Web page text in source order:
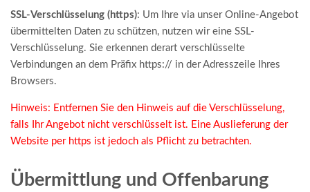
SSL-Verschlüsselung (https): Um Ihre via unser Online-Angebot
übermittelten Daten zu schützen, nutzen wir eine SSL-
Verschlüsselung. Sie erkennen derart verschlüsselte
Verbindungen an dem Präfix https:// in der Adresszeile Ihres
Browsers.
Hinweis: Entfernen Sie den Hinweis auf die Verschlüsselung,
falls Ihr Angebot nicht verschlüsselt ist. Eine Auslieferung der
Website per https ist jedoch als Pflicht zu betrachten.
Übermittlung und Offenbarung